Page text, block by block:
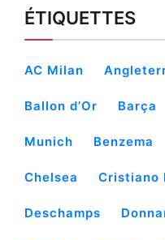
ÉTIQUETTES
AC Milan
Ballon d’Or Barça
Munich Benzema
Chelsea Cristiano
Deschamps